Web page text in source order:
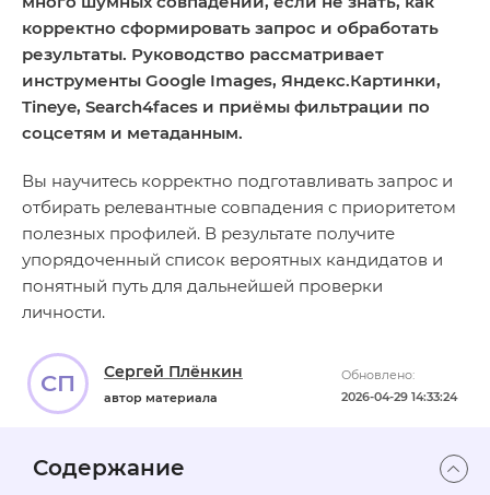
корректно сформировать запрос и обработать
результаты. Руководство рассматривает
инструменты Google Images, Яндекс.Картинки,
Tineye, Search4faces и приёмы фильтрации по
соцсетям и метаданным.
Вы научитесь корректно подготавливать запрос и
отбирать релевантные совпадения с приоритетом
полезных профилей. В результате получите
упорядоченный список вероятных кандидатов и
понятный путь для дальнейшей проверки
личности.
Обновлено:
2026-04-29 14:33:24
СП Сергей Плёнкин
автор материала
Содержание